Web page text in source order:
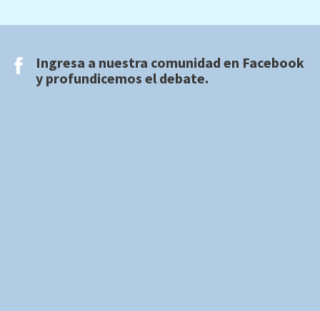
Ingresa a nuestra comunidad en Facebook
y profundicemos el debate.